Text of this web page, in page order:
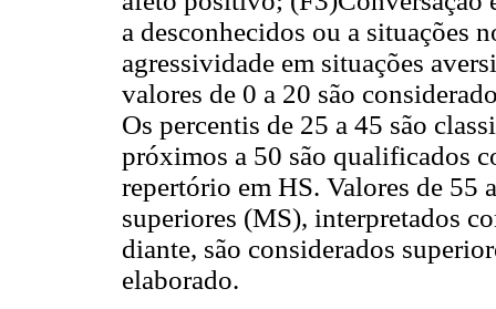
a desconhecidos ou a situações
agressividade em situações
valores de 0 a 20 são
Os percentis de 25 a 45 são
próximos a 50 são qualificados
repertório em HS. Valores de 55
superiores (MS), interpretados
diante, são considerados
elaborado.